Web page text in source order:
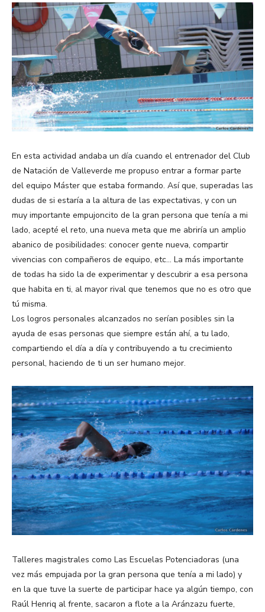
En esta actividad andaba un día cuando el entrenador del Club
de Natación de Valleverde me propuso entrar a formar parte
del equipo Máster que estaba formando. Así que, superadas las
dudas de si estaría a la altura de las expectativas, y con un
muy importante empujoncito de la gran persona que tenía a mi
lado, acepté el reto, una nueva meta que me abriría un amplio
abanico de posibilidades: conocer gente nueva, compartir
vivencias con compañeros de equipo, etc… La más importante
de todas ha sido la de experimentar y descubrir a esa persona
que habita en ti, al mayor rival que tenemos que no es otro que
tú misma.
Los logros personales alcanzados no serían posibles sin la
ayuda de esas personas que siempre están ahí, a tu lado,
compartiendo el día a día y contribuyendo a tu crecimiento
personal, haciendo de ti un ser humano mejor.
Talleres magistrales como Las Escuelas Potenciadoras (una
vez más empujada por la gran persona que tenía a mi lado) y
en la que tuve la suerte de participar hace ya algún tiempo, con
Raúl Henriq al frente, sacaron a flote a la Aránzazu fuerte,